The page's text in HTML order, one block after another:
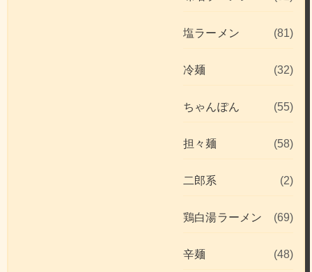
塩ラーメン (81)
冷麺 (32)
ちゃんぽん (55)
担々麺 (58)
二郎系 (2)
鶏白湯ラーメン (69)
辛麺 (48)